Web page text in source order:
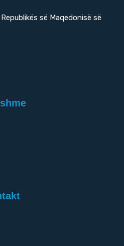
së Maqedonisë së